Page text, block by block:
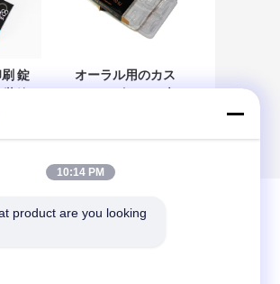
錠
シ
オーラル用のカス
10:14 PM
product are you looking